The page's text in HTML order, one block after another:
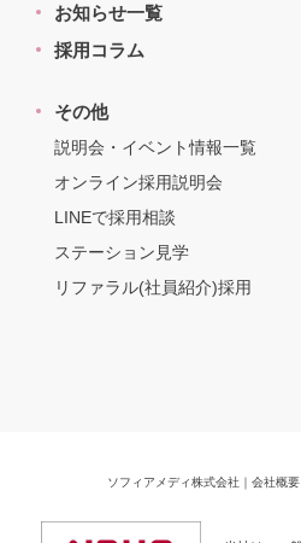
お知らせ一覧
採用コラム
その他
説明会・イベント情報一覧
オンライン採用説明会
LINEで採用相談
ステーション見学
リファラル(社員紹介)採用
ソフィアメディ株式会社 ｜ 会社概要